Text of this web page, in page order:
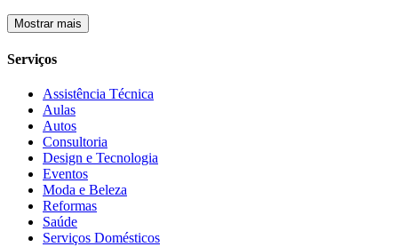
Mostrar mais
Serviços
Assistência Técnica
Aulas
Autos
Consultoria
Design e Tecnologia
Eventos
Moda e Beleza
Reformas
Saúde
Serviços Domésticos